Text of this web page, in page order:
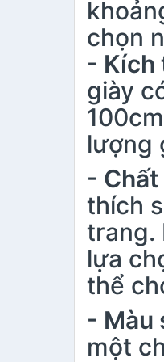
chọn
- Kích
giày
lượng
-
thích
trang.
lựa
thể
- Màu
một